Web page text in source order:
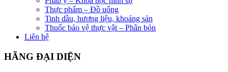
Thực phẩm – Đồ uống
Tinh dầu, hương liệu, khoáng sản
Thuốc bảo vệ thực vật – Phân bón
Liên hệ
HÃNG ĐẠI DIỆN